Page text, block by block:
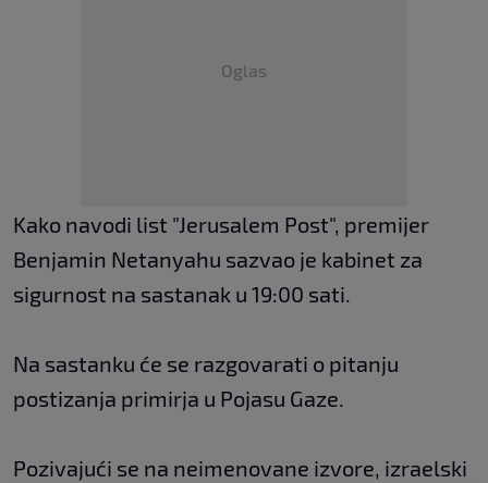
Oglas
Kako navodi list "Jerusalem Post", premijer
Benjamin Netanyahu sazvao je kabinet za
sigurnost na sastanak u 19:00 sati.
Na sastanku će se razgovarati o pitanju
postizanja primirja u Pojasu Gaze.
Pozivajući se na neimenovane izvore, izraelski